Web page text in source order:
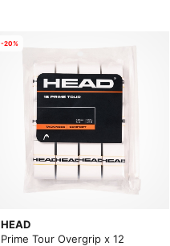
HEAD
Prime Tour Overgrip x 12
-20%